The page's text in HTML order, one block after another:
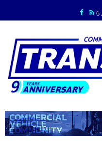
6